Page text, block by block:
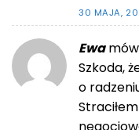
30 MAJA,
Ewa
Szkoda,
o